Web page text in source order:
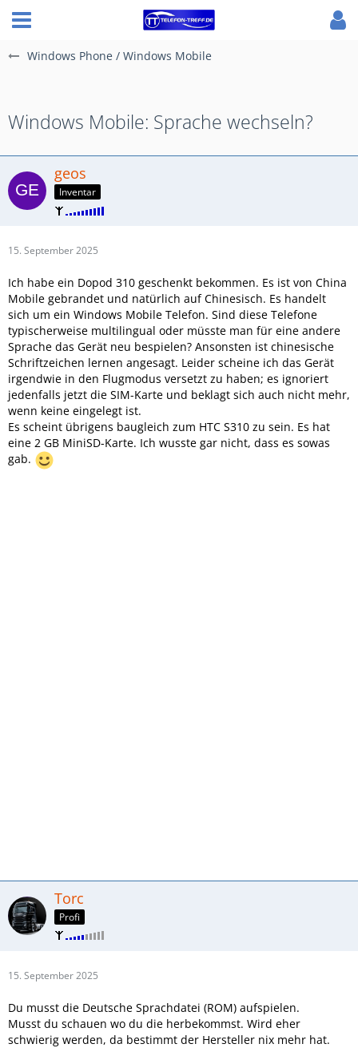
Windows Phone / Windows Mobile
Windows Mobile: Sprache wechseln?
geos
Inventar
15. September 2025
Ich habe ein Dopod 310 geschenkt bekommen. Es ist von China
Mobile gebrandet und natürlich auf Chinesisch. Es handelt
sich um ein Windows Mobile Telefon. Sind diese Telefone
typischerweise multilingual oder müsste man für eine andere
Sprache das Gerät neu bespielen? Ansonsten ist chinesische
Schriftzeichen lernen angesagt. Leider scheine ich das Gerät
irgendwie in den Flugmodus versetzt zu haben; es ignoriert
jedenfalls jetzt die SIM-Karte und beklagt sich auch nicht mehr,
wenn keine eingelegt ist.
Es scheint übrigens baugleich zum HTC S310 zu sein. Es hat
eine 2 GB MiniSD-Karte. Ich wusste gar nicht, dass es sowas
gab.
Torc
Profi
15. September 2025
Du musst die Deutsche Sprachdatei (ROM) aufspielen.
Musst du schauen wo du die herbekommst. Wird eher
schwierig werden, da bestimmt der Hersteller nix mehr hat.